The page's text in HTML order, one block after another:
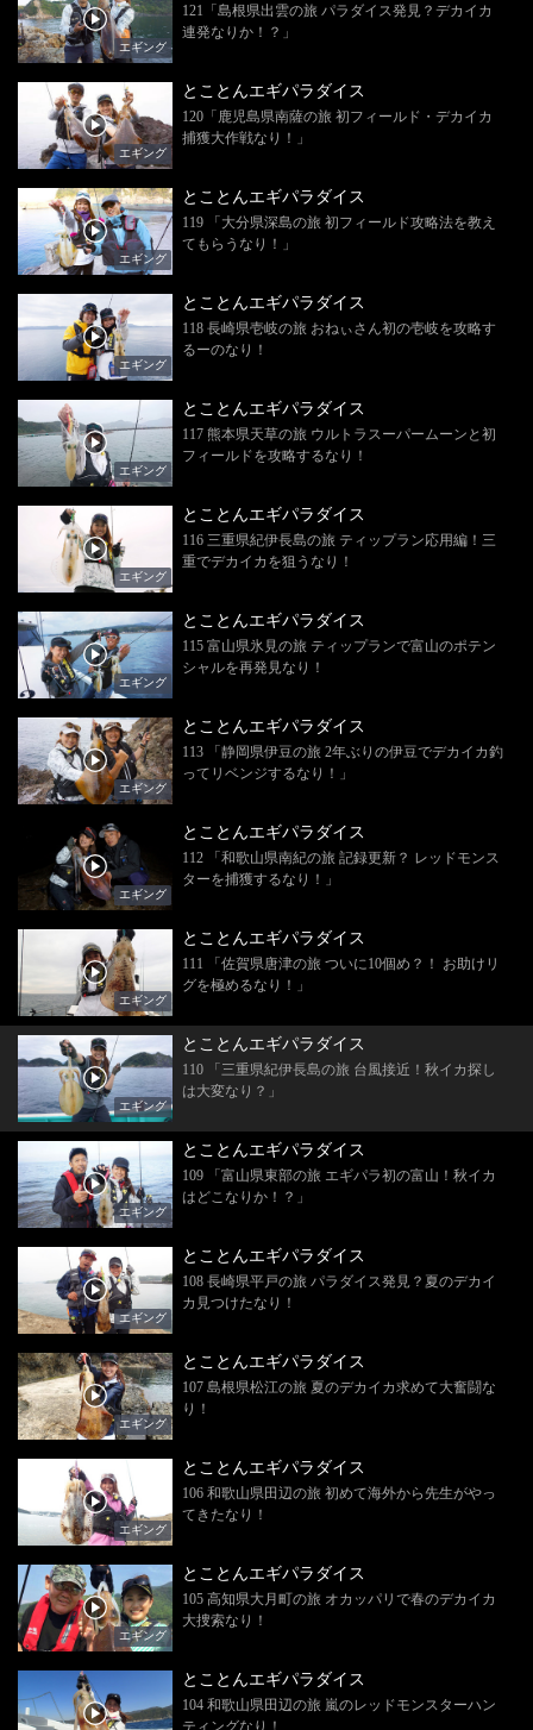
エギング
121「島根県出雲の旅 パラダイス発見？デカイカ
連発なりか！？」
エギング
とことんエギパラダイス
120「鹿児島県南薩の旅 初フィールド・デカイカ
捕獲大作戦なり！」
エギング
とことんエギパラダイス
119 「大分県深島の旅 初フィールド攻略法を教え
てもらうなり！」
エギング
とことんエギパラダイス
118 長崎県壱岐の旅 おねぃさん初の壱岐を攻略す
るーのなり！
エギング
とことんエギパラダイス
117 熊本県天草の旅 ウルトラスーパームーンと初
フィールドを攻略するなり！
エギング
とことんエギパラダイス
116 三重県紀伊長島の旅 ティップラン応用編！三
重でデカイカを狙うなり！
エギング
とことんエギパラダイス
115 富山県氷見の旅 ティップランで富山のポテン
シャルを再発見なり！
エギング
とことんエギパラダイス
113 「静岡県伊豆の旅 2年ぶりの伊豆でデカイカ釣
ってリベンジするなり！」
エギング
とことんエギパラダイス
112 「和歌山県南紀の旅 記録更新？ レッドモンス
ターを捕獲するなり！」
エギング
とことんエギパラダイス
111 「佐賀県唐津の旅 ついに10個め？！ お助けリ
グを極めるなり！」
エギング
とことんエギパラダイス
110 「三重県紀伊長島の旅 台風接近！秋イカ探し
は大変なり？」
エギング
とことんエギパラダイス
109 「富山県東部の旅 エギパラ初の富山！秋イカ
はどこなりか！？」
エギング
とことんエギパラダイス
108 長崎県平戸の旅 パラダイス発見？夏のデカイ
カ見つけたなり！
エギング
とことんエギパラダイス
107 島根県松江の旅 夏のデカイカ求めて大奮闘な
り！
エギング
とことんエギパラダイス
106 和歌山県田辺の旅 初めて海外から先生がやっ
てきたなり！
エギング
とことんエギパラダイス
105 高知県大月町の旅 オカッパリで春のデカイカ
大捜索なり！
とことんエギパラダイス
104 和歌山県田辺の旅 嵐のレッドモンスターハン
ティングなり！